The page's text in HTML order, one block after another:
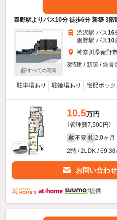
秦野駅よりバス10分 徒歩6分 新築 3階
すべての写真
渋沢駅 バス16
秦野駅 バス10
神奈川県秦野
3階建 / 新築 / 鉄骨
駐車場あり 駐輪場あり 宅配ボック
10.5万円
（管理費7,500円）
敷 不要 礼 2.0ヶ月
2階 / 2LDK / 69.38
お問い合わせ
提供